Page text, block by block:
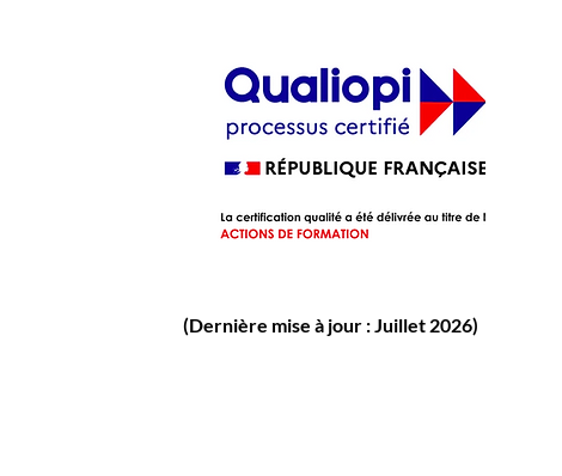
(Dernière mise à jour : Juillet 2026)